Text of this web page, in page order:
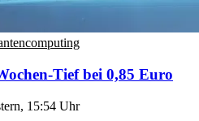
Tief bei 0,85 Euro
15:54 Uhr